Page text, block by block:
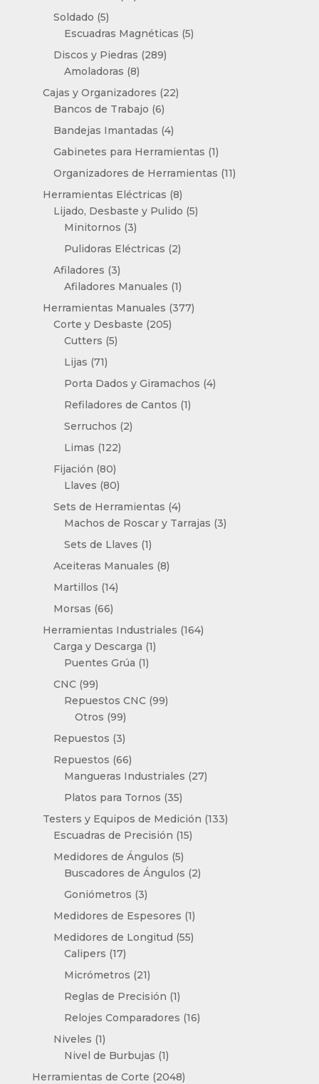
Soldado 55
productos
Escuadras Magnéticas 55
Discos y Piedras 289289
Amoladoras 88
productos
Cajas y Organizadores 2222
Bancos de Trabajo 66
productos
Bandejas Imantadas 44
productos
Gabinetes para Herramientas 11
producto
Organizadores de Herramientas 1111
Herramientas Eléctricas 88
productos
Lijado, Desbaste y Pulido 55
Minitornos 33
productos
Pulidoras Eléctricas 22
Afiladores 33
productos
Afiladores Manuales 11
producto
Herramientas Manuales 377377
Corte y Desbaste 205205
Cutters 55
Lijas 7171
productos
Porta Dados y Giramachos 44
Refiladores de Cantos 11
Serruchos 22
Limas 122122
Fijación 8080
productos
Llaves 8080
productos
Sets de Herramientas 44
productos
Machos de Roscar y Tarrajas 33
Sets de Llaves 11
producto
Aceiteras Manuales 88
Martillos 1414
Morsas 6666
productos
Herramientas Industriales 164164
Carga y Descarga 11
Puentes Grúa 11
CNC 9999
productos
Repuestos CNC 9999
Otros 9999
productos
Repuestos 33
productos
Repuestos 6666
productos
Mangueras Industriales 2727
Platos para Tornos 3535
productos
Testers y Equipos de Medición 133133
Escuadras de Precisión 1515
Medidores de Ángulos 55
productos
Buscadores de Ángulos 22
Goniómetros 33
productos
Medidores de Espesores 11
producto
Medidores de Longitud 5555
Calipers 1717
productos
Micrómetros 2121
productos
Reglas de Precisión 11
producto
Relojes Comparadores 1616
Niveles 11
producto
Nivel de Burbujas 11
producto
Herramientas de Corte 20482048